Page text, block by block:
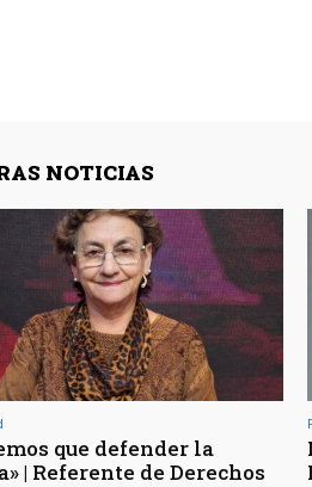
NOTICIAS
que defender la
| Referente de Derechos